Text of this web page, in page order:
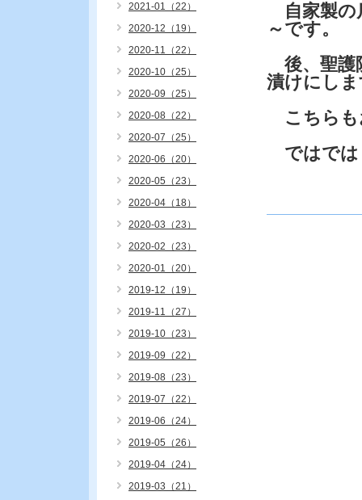
自家製の
～です。
後、聖護
漬けにし
こちらも
ではでは
2021-01（22）
2020-12（19）
2020-11（22）
2020-10（25）
2020-09（25）
2020-08（22）
2020-07（25）
2020-06（20）
2020-05（23）
2020-04（18）
2020-03（23）
2020-02（23）
2020-01（20）
2019-12（19）
2019-11（27）
2019-10（23）
2019-09（22）
2019-08（23）
2019-07（22）
2019-06（24）
2019-05（26）
2019-04（24）
2019-03（21）